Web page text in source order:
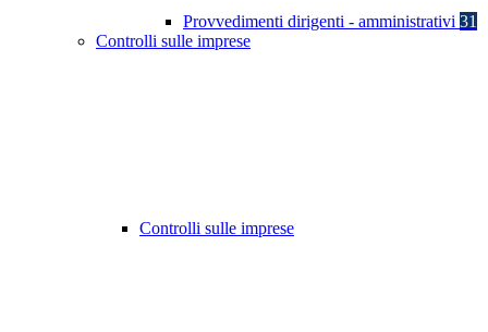
Provvedimenti dirigenti - amministrativi 31
Controlli sulle imprese
Controlli sulle imprese